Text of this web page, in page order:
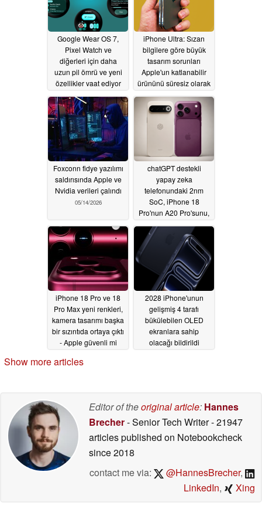
Google Wear OS 7,
Pixel Watch ve
diğerleri için daha
uzun pil ömrü ve yeni
özellikler vaat ediyor
05/20/2026
iPhone Ultra: Sızan
bilgilere göre büyük
tasarım sorunları
Apple'un katlanabilir
ürününü süresiz olarak
05/17/2026
Foxconn fidye yazılımı
saldırısında Apple ve
Nvidia verileri çalındı
05/14/2026
chatGPT destekli
yapay zeka
telefonundaki 2nm
SoC, iPhone 18
Pro'nun A20 Pro'sunu,
Snapdragon 8 Elite
Gen 6'sını GPU'da
yenecek05/14/2026
iPhone 18 Pro ve 18
Pro Max yeni renkleri,
kamera tasarımı başka
bir sızıntıda ortaya çıktı
- Apple güvenli mi
2028 iPhone'unun
gelişmiş 4 tarafı
bükülebilen OLED
ekranlara sahip
olacağı bildirildi
Show more articles
Editor of theoriginal article: Hannes
Brecher- Senior Tech Writer- 21947
articles published on Notebookcheck
since 2018
contact me via:
@HannesBrecher,
LinkedIn, Xing